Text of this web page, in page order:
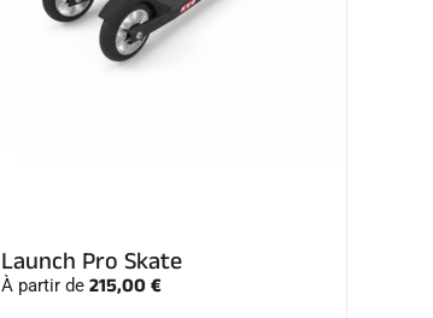
Launch Pro Skate
À partir de 215,00 €